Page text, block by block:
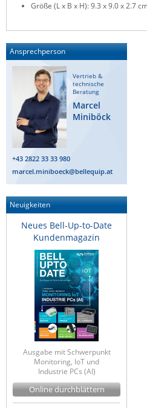
Größe (L x B x H): 9.3 x 9.0 x 2.7
Ansprechperson
Vertrieb &
technische
Beratung
Marcel
Miniböck
+43 2822 33 33 980
marcel.miniboeck@bellequip.at
Neuigkeiten
Neues Bell-Up-to-Date
Kundenmagazin
Ausgabe mit Schwerpunkt
Monitoring, IoT und
Industrie PCs (AI)
Online durchblättern